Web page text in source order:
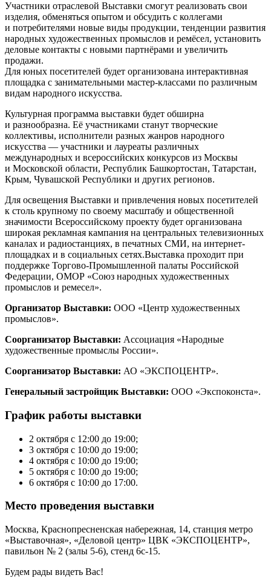
Участники отраслевой Выставки смогут реализовать свои
изделия, обменяться опытом и обсудить с коллегами
и потребителями новые виды продукции, тенденции развития
народных художественных промыслов и ремёсел, установить
деловые контакты с новыми партнёрами и увеличить
продажи.
Для юных посетителей будет организована интерактивная
площадка с занимательными мастер-классами по различным
видам народного искусства.
Культурная программа выставки будет обширна
и разнообразна. Её участниками станут творческие
коллективы, исполнители разных жанров народного
искусства — участники и лауреаты различных
международных и всероссийских конкурсов из Москвы
и Московской области, Республик Башкортостан, Татарстан,
Крым, Чувашской Республики и других регионов.
Для освещения Выставки и привлечения новых посетителей
к столь крупному по своему масштабу и общественной
значимости Всероссийскому проекту будет организована
широкая рекламная кампания на центральных телевизионных
каналах и радиостанциях, в печатных СМИ, на интернет-
площадках и в социальных сетях.Выставка проходит при
поддержке Торгово-Промышленной палаты Российской
Федерации, ОМОР «Союз народных художественных
промыслов и ремесел».
Организатор Выставки: ООО «Центр художественных
промыслов».
Соорганизатор Выставки: Ассоциация «Народные
художественные промыслы России».
Соорганизатор Выставки: АО «ЭКСПОЦЕНТР».
Генеральный застройщик Выставки: ООО «Экспоконста».
График работы выставки
2 октября с 12:00 до 19:00;
3 октября с 10:00 до 19:00;
4 октября с 10:00 до 19:00;
5 октября с 10:00 до 19:00;
6 октября с 10:00 до 17:00.
Место проведения выставки
Москва, Краснопресненская набережная, 14, cтанция метро
«Выставочная», «Деловой центр» ЦВК «ЭКСПОЦЕНТР»,
павильон № 2 (залы 5-6), стенд 6с-15.
Будем рады видеть Вас!